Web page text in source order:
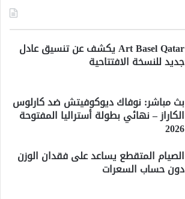
Art Basel Qatar يكشف عن تنسيق عادل
جديد للنسخة الافتتاحية
بث مباشر: نوفاك ديوكوفيتش ضد كارلوس
الكاراز – نهائي بطولة أستراليا المفتوحة
2026
الصيام المتقطع يساعد على فقدان الوزن
دون حساب السعرات